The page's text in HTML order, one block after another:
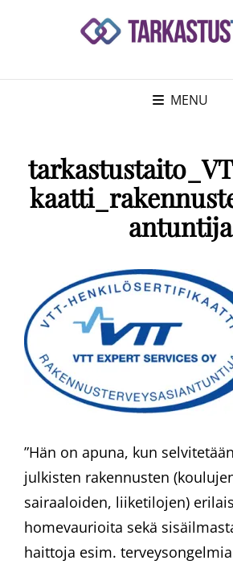
MENU
antuntija
​”Hän on apuna, kun
julkisten rakennusten
sairaaloiden, liiketilojen)
homevaurioita sekä
haittoja esim.